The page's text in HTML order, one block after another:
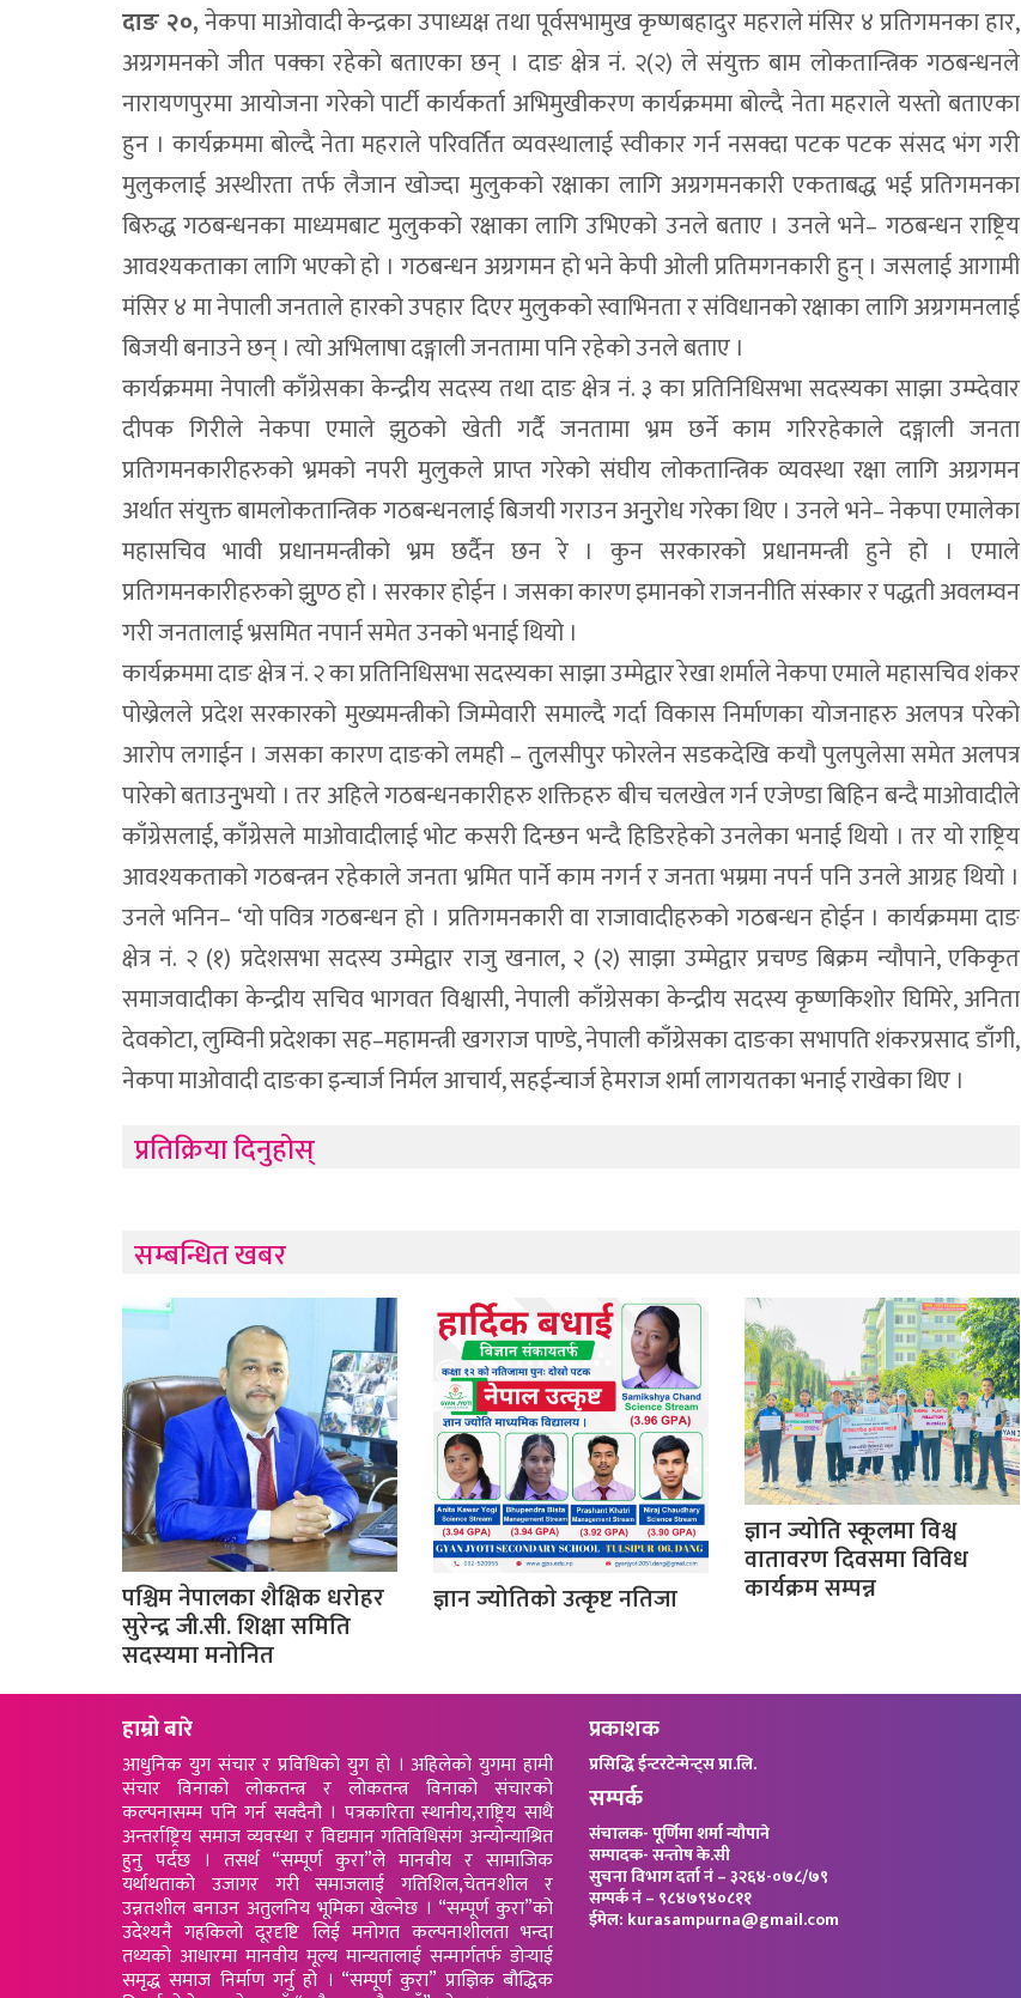
दाङ २०,नेकपा माओवादी केन्द्रका उपाध्यक्ष तथा पूर्वसभामुख कृष्णबहादुर महराले मंसिर ४ प्रतिगमनका हार,
अग्रगमनको जीत पक्का रहेको बताएका छन् । दाङ क्षेत्र नं. २(२) ले संयुक्त बाम लोकतान्त्रिक गठबन्धनले
नारायणपुरमा आयोजना गरेको पार्टी कार्यकर्ता अभिमुखीकरण कार्यक्रममा बोल्दै नेता महराले यस्तो बताएका
हुन । कार्यक्रममा बोल्दै नेता महराले परिवर्तित व्यवस्थालाई स्वीकार गर्न नसक्दा पटक पटक संसद भंग गरी
मुलुकलाई अस्थीरता तर्फ लैजान खोज्दा मुलुकको रक्षाका लागि अग्रगमनकारी एकताबद्ध भई प्रतिगमनका
बिरुद्ध गठबन्धनका माध्यमबाट मुलुकको रक्षाका लागि उभिएको उनले बताए । उनले भने– गठबन्धन राष्ट्रिय
आवश्यकताका लागि भएको हो । गठबन्धन अग्रगमन हो भने केपी ओली प्रतिमगनकारी हुन् । जसलाई आगामी
मंसिर ४ मा नेपाली जनताले हारको उपहार दिएर मुलुकको स्वाभिनता र संविधानको रक्षाका लागि अग्रगमनलाई
बिजयी बनाउने छन् । त्यो अभिलाषा दङ्गाली जनतामा पनि रहेको उनले बताए ।
कार्यक्रममा नेपाली काँग्रेसका केन्द्रीय सदस्य तथा दाङ क्षेत्र नं. ३ का प्रतिनिधिसभा सदस्यका साझा उम्म्देवार
दीपक गिरीले नेकपा एमाले झुठको खेती गर्दै जनतामा भ्रम छर्ने काम गरिरहेकाले दङ्गाली जनता
प्रतिगमनकारीहरुको भ्रमको नपरी मुलुकले प्राप्त गरेको संघीय लोकतान्त्रिक व्यवस्था रक्षा लागि अग्रगमन
अर्थात संयुक्त बामलोकतान्त्रिक गठबन्धनलाई बिजयी गराउन अनुुरोध गरेका थिए । उनले भने– नेकपा एमालेका
महासचिव भावी प्रधानमन्त्रीको भ्रम छर्दैन छन रे । कुन सरकारको प्रधानमन्त्री हुने हो । एमाले
प्रतिगमनकारीहरुको झुुण्ठ हो । सरकार होईन । जसका कारण इमानको राजननीति संस्कार र पद्धती अवलम्वन
गरी जनतालाई भ्रसमित नपार्न समेत उनको भनाई थियो ।
कार्यक्रममा दाङ क्षेत्र नं. २ का प्रतिनिधिसभा सदस्यका साझा उम्मेद्वार रेखा शर्माले नेकपा एमाले महासचिव शंकर
पोख्रेलले प्रदेश सरकारको मुख्यमन्त्रीको जिम्मेवारी समाल्दै गर्दा विकास निर्माणका योजनाहरु अलपत्र परेको
आरोप लगाईन । जसका कारण दाङको लमही – तुुलसीपुर फोरलेन सडकदेखि कयौ पुलपुलेसा समेत अलपत्र
पारेको बताउनुुभयो । तर अहिले गठबन्धनकारीहरु शक्तिहरु बीच चलखेल गर्न एजेण्डा बिहिन बन्दै माओवादीले
काँग्रेसलाई, काँग्रेसले माओवादीलाई भोट कसरी दिन्छन भन्दै हिडिरहेको उनलेका भनाई थियो । तर यो राष्ट्रिय
आवश्यकताको गठबन्त्रन रहेकाले जनता भ्रमित पार्ने काम नगर्न र जनता भम्रमा नपर्न पनि उनले आग्रह थियो ।
उनले भनिन– ‘यो पवित्र गठबन्धन हो । प्रतिगमनकारी वा राजावादीहरुको गठबन्धन होईन । कार्यक्रममा दाङ
क्षेत्र नं. २ (१) प्रदेशसभा सदस्य उम्मेद्वार राजु खनाल, २ (२) साझा उम्मेद्वार प्रचण्ड बिक्रम न्यौपाने, एकिकृत
समाजवादीका केन्द्रीय सचिव भागवत विश्वासी, नेपाली काँग्रेसका केन्द्रीय सदस्य कृष्णकिशोर घिमिरे, अनिता
देवकोटा, लुम्विनी प्रदेशका सह–महामन्त्री खगराज पाण्डे, नेपाली काँग्रेसका दाङका सभापति शंकरप्रसाद डाँगी,
नेकपा माओवादी दाङका इन्चार्ज निर्मल आचार्य, सहईन्चार्ज हेमराज शर्मा लागयतका भनाई राखेका थिए ।
प्रतिक्रिया दिनुहोस्
सम्बन्धित खबर
पश्चिम नेपालका शैक्षिक धरोहर
सुरेन्द्र जी.सी. शिक्षा समिति
सदस्यमा मनोनित
ज्ञान ज्योतिकाे उत्कृष्ट नतिजा
ज्ञान ज्योति स्कूलमा विश्व
वातावरण दिवसमा विविध
कार्यक्रम सम्पन्न
हाम्रो बारे
आधुनिक युग संचार र प्रविधिको युग हो । अहिलेको युगमा हामी
संचार विनाको लोकतन्त्र र लोकतन्त्र विनाको संचारको
कल्पनासम्म पनि गर्न सक्दैनौ । पत्रकारिता स्थानीय,राष्ट्रिय साथै
अन्तर्राष्ट्रिय समाज व्यवस्था र विद्यमान गतिविधिसंग अन्योन्याश्रित
हुनु पर्दछ । तसर्थ “सम्पूर्ण कुरा”ले मानवीय र सामाजिक
यर्थाथताको उजागर गरी समाजलाई गतिशिल,चेतनशील र
उन्नतशील बनाउन अतुलनिय भूमिका खेल्नेछ । “सम्पूर्ण कुरा”को
उदेश्यनै गहकिलो दूरदृष्टि लिई मनोगत कल्पनाशीलता भन्दा
तथ्यको आधारमा मानवीय मूल्य मान्यतालाई सन्मार्गतर्फ डोर्‍याई
समृद्ध समाज निर्माण गर्नु हो । “सम्पूर्ण कुरा” प्राज्ञिक बौद्धिक
प्रकाशक
प्रसिद्धि ईन्टरटेन्मेन्ट्स प्रा.लि.
सम्पर्क
संचालक- पूर्णिमा शर्मा न्यौपाने
सम्पादक- सन्तोष के.सी
सुचना विभाग दर्ता नं – ३२६४-०७८/७९
सम्पर्क नं – ९८४७९४०८११
ईमेल: kurasampurna@gmail.com